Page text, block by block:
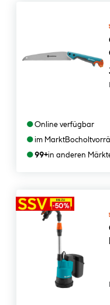
●Online verfügbar
●im MarktBocholt
●99+in anderen